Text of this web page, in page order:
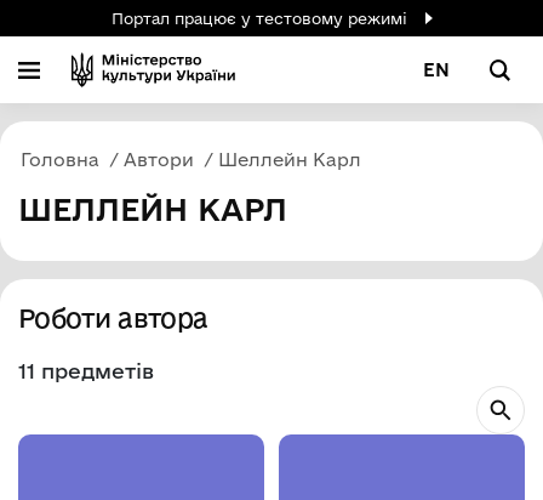
Портал працює у тестовому режимі
EN
Головна Автори Шеллейн Карл
ШЕЛЛЕЙН КАРЛ
Роботи автора
11 предметів